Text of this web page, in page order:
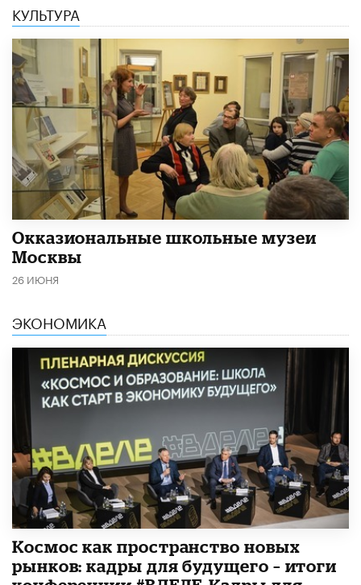
КУЛЬТУРА
​Окказиональные школьные музеи
Москвы
26 ИЮНЯ
ЭКОНОМИКА
Космос как пространство новых
рынков: кадры для будущего – итоги